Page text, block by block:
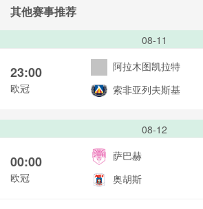
其他赛事推荐
08-11
23:00
欧冠
阿拉木图凯拉特
索非亚列夫斯基
08-12
00:00
欧冠
萨巴赫
奥胡斯